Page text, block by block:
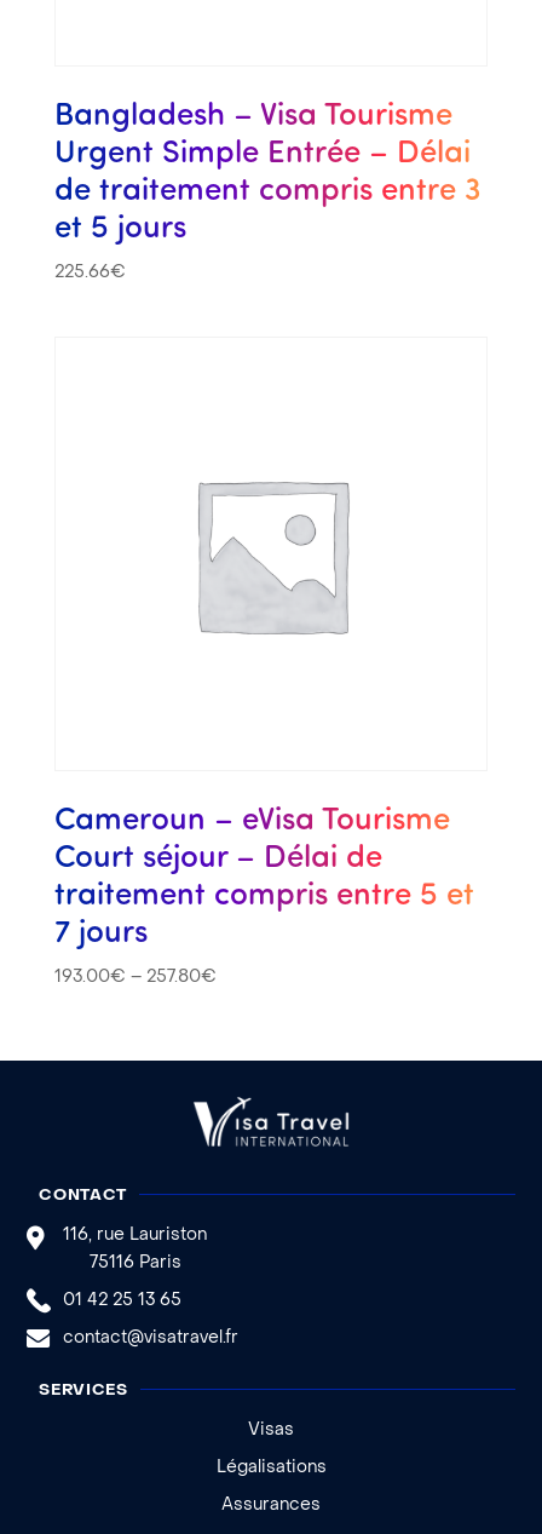
Bangladesh – Visa Tourisme
Urgent Simple Entrée – Délai
de traitement compris entre 3
et 5 jours
225.66€
Cameroun – eVisa Tourisme
Court séjour – Délai de
traitement compris entre 5 et
7 jours
193.00€ – 257.80€
CONTACT
116, rue Lauriston
75116 Paris
01 42 25 13 65
contact@visatravel.fr
SERVICES
Visas
Légalisations
Assurances